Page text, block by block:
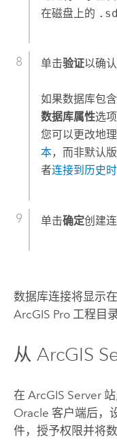
在磁盘上的
单击验证以确
如果数据库包
数据库属性选
您可以更改地
本，而非默认版
者连接到历史时
单击确定创建连
数据库连接将显示在
ArcGIS Pro工程目
从 ArcGIS
在 ArcGIS Server站
Oracle 客户端后，
件，授予权限并将